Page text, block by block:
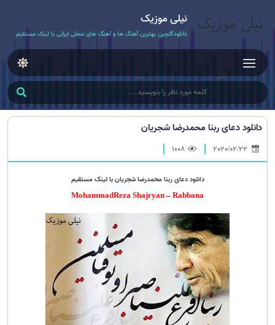
نیلی موزیک
دانلودگلچین بهترین آهنگ ها و آهنگ های محلی ایرانی با لینک مستقیم
دانلود دعای ربنا محمدرضا شجریان
1008
دانلود دعای ربنا محمدرضا شجریان با لینک مستقیم
MohammadReza Shajryan–Rabbana